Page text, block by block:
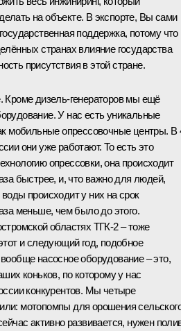
на объекте. В экспорте, Вы сами
поддержка, потому что
странах влияние государства
присутствия в этой стране.
Кроме дизель-генераторов мы ещё
У нас есть уникальные
мобильные опрессовочные центры. В
они уже работают. То есть это
опрессовки, она происходит
быстрее, и, что важно для людей,
происходит у них на срок
меньше, чем было до этого.
областях ТГК-2 – тоже
и следующий год, подобное
насосное оборудование – это,
коньков, по которому у нас
конкурентов. Мы четыре
мотопомпы для орошения
активно развивается, нужен